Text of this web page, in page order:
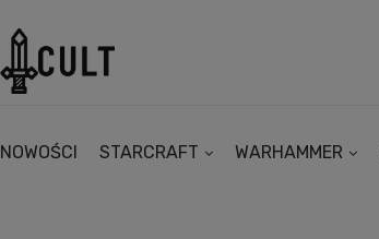
NOWOŚCI STARCRAFT WARHAMMER